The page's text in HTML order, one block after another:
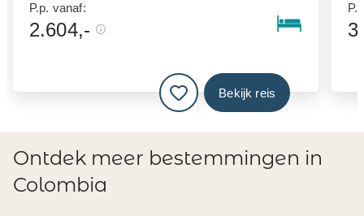
P.p. vanaf:
2.604,-
Bekijk reis
Ontdek meer bestemmingen in
Colombia